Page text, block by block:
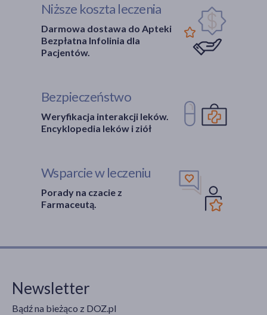
Niższe koszta leczenia
Darmowa dostawa do Apteki
Bezpłatna Infolinia dla
Pacjentów.
Bezpieczeństwo
Weryfikacja interakcji leków.
Encyklopedia leków i ziół
Wsparcie w leczeniu
Porady na czacie z
Farmaceutą.
Newsletter
Bądź na bieżąco z DOZ.pl